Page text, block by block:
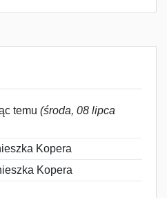
temu (środa, 08 lipca
Kopera
Kopera